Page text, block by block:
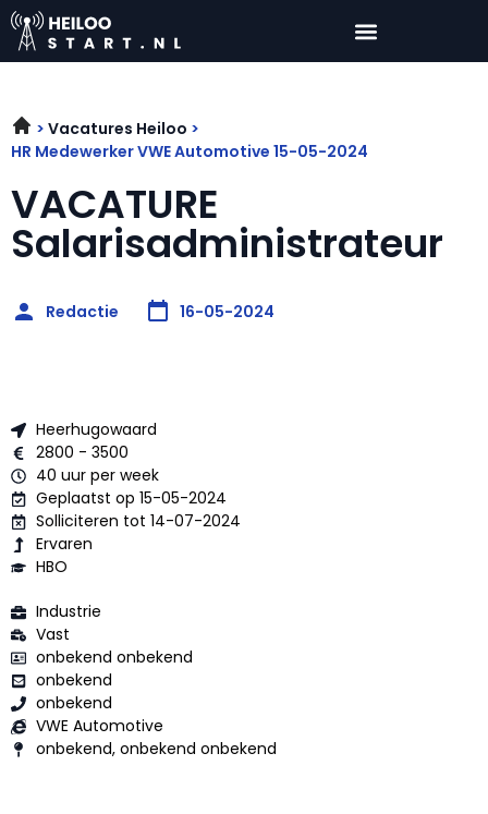
Vacatures Heiloo
HR Medewerker VWE Automotive 15-05-2024
VACATURE
Salarisadministrateur
Redactie 16-05-2024
Heerhugowaard
2800 - 3500
40 uur per week
Geplaatst op 15-05-2024
Solliciteren tot 14-07-2024
Ervaren
HBO
Industrie
Vast
onbekend onbekend
onbekend
onbekend
VWE Automotive
onbekend, onbekend onbekend